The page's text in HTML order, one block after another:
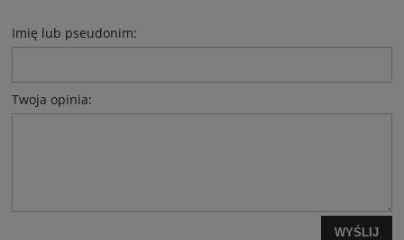
Imię lub pseudonim:
Twoja opinia:
WYŚLIJ